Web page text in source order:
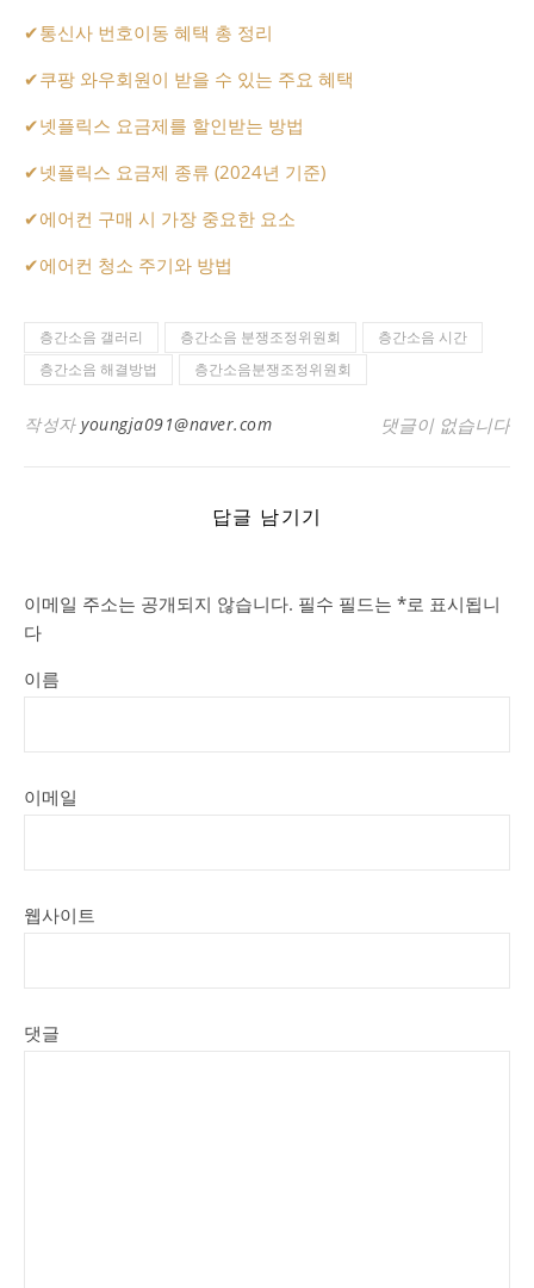
✔통신사 번호이동 혜택 총 정리
✔쿠팡 와우회원이 받을 수 있는 주요 혜택
✔넷플릭스 요금제를 할인받는 방법
✔넷플릭스 요금제 종류 (2024년 기준)
✔에어컨 구매 시 가장 중요한 요소
✔에어컨 청소 주기와 방법
층간소음 갤러리 층간소음 분쟁조정위원회
층간소음 시간
층간소음 해결방법
층간소음분쟁조정위원회
작성자 youngja091@naver.com 댓글이 없습니다
답글 남기기
이메일 주소는 공개되지 않습니다. 필수 필드는 *로 표시됩니
다
이름
이메일
웹사이트
댓글